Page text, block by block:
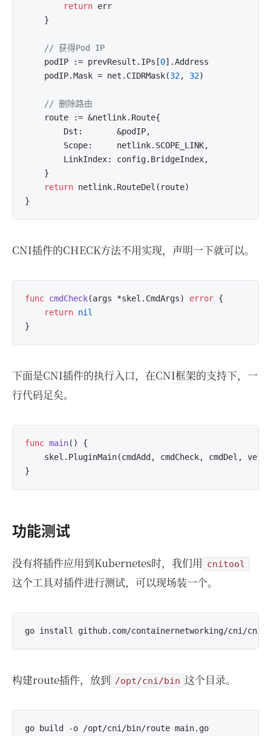
return err
// 获得Pod IP
	podIP := prevResult.IPs[
0].Address
	podIP.Mask = net.CIDRMask(
32, 32)
// 删除路由
return netlink.RouteDel(route)
CNI插件的CHECK方法不用实现，声明一下就可以。
func cmdCheck(args *skel.CmdArgs) error {
return nil
下面是CNI插件的执行入口，在CNI框架的支持下，一
行代码足矣。
func main()
{
skel.PluginMain(cmdAdd, cmdCheck, cmdDel,
功能测试
没有将插件应用到Kubernetes时，我们用 cnitool
这个工具对插件进行测试，可以现场装一个。
构建route插件，放到 /opt/cni/bin 这个目录。